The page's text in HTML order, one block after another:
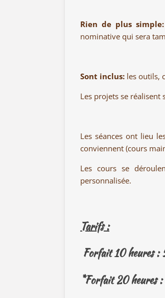
Rien de plus simple:
nominative qui sera
Sont inclus: les outils,
Les projets se réalisent
Les séances ont lieu
conviennent (cours
Les cours se
personnalisée.
Tarifs :
Forfait 10 heures :
*Forfait 20 heures